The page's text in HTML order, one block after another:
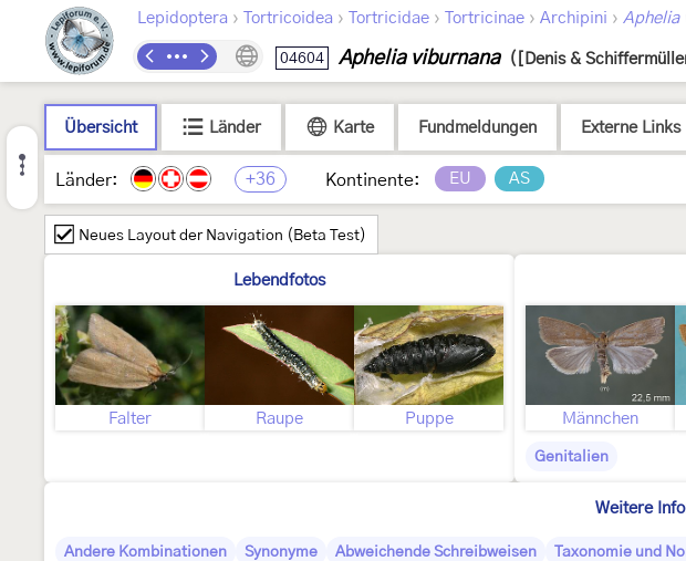
Lepidoptera › Tortricoidea › Tortricidae › Tortricinae › Archipini › Aphelia
04604 Aphelia viburnana ([Denis &
Übersicht Länder Karte Fundmeldungen Externe Links
Länder: +36 Kontinente: EU AS
Neues Layout der Navigation (Beta Test)
Lebendfotos
Falter Raupe Puppe Männchen
Genitalien
Weitere
Andere Kombinationen Synonyme Abweichende Schreibweisen Taxonomie und